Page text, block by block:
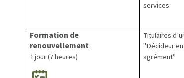
services.
Formation de
renouvellement
1 jour (7 heures)
Titulaires
"Décideur
agrément"